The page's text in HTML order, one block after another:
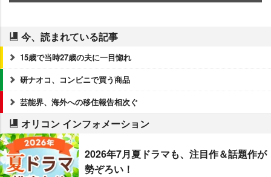
今、読まれている記事
15歳で当時27歳の夫に一目惚れ
研ナオコ、コンビニで買う商品
芸能界、海外への移住報告相次ぐ
オリコン インフォメーション
2026年7月夏ドラマも、注目作＆話題作が
勢ぞろい！